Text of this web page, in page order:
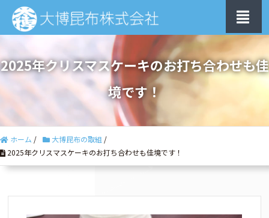
2025年クリスマスケーキのお打ち合わせも佳
境です！
ホーム / 大博昆布の取組 /
2025年クリスマスケーキのお打ち合わせも佳境です！